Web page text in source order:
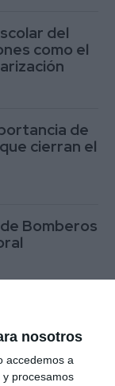
nosotros
accedemos a
procesamos
del
como el
de
cierran el
Bomberos
los
el último